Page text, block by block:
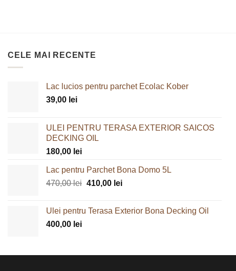
CELE MAI RECENTE
Lac lucios pentru parchet Ecolac Kober
39,00 lei
ULEI PENTRU TERASA EXTERIOR SAICOS
DECKING OIL
180,00 lei
Lac pentru Parchet Bona Domo 5L
470,00lei Prețul
fost:
410,00 leiPrețul
410,00 lei.
Ulei pentru Terasa Exterior Bona Decking Oil
400,00 lei